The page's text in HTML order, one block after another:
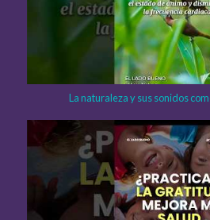
La naturaleza y sus sonidos